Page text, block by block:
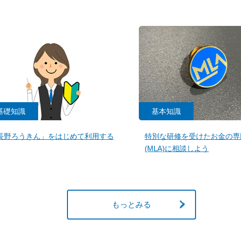
礎知識
野ろうきん」をはじめて利用する
基本知識
特別な研修を受けたお金の
(MLA)に相談しよう
もっとみる